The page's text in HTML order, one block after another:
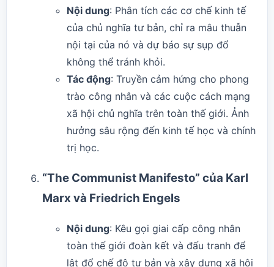
Nội dung: Phân tích các cơ chế kinh tế
của chủ nghĩa tư bản, chỉ ra mâu thuẫn
nội tại của nó và dự báo sự sụp đổ
không thể tránh khỏi.
Tác động: Truyền cảm hứng cho phong
trào công nhân và các cuộc cách mạng
xã hội chủ nghĩa trên toàn thế giới. Ảnh
hưởng sâu rộng đến kinh tế học và chính
trị học.
“The Communist Manifesto” của Karl
Marx và Friedrich Engels
Nội dung: Kêu gọi giai cấp công nhân
toàn thế giới đoàn kết và đấu tranh để
lật đổ chế độ tư bản và xây dựng xã hội